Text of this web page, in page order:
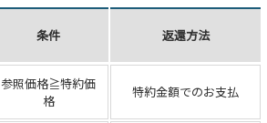
条件 返還方法
参照価格≧特約価
格
特約金額でのお支払